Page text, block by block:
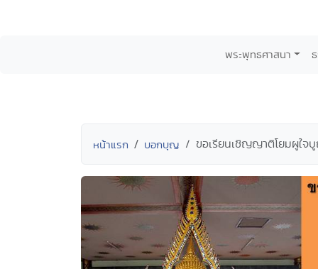
พระพุทธศาสนา
หน้าแรก บอกบุญ ขอเรียนเชิญญาติโยมผูใ